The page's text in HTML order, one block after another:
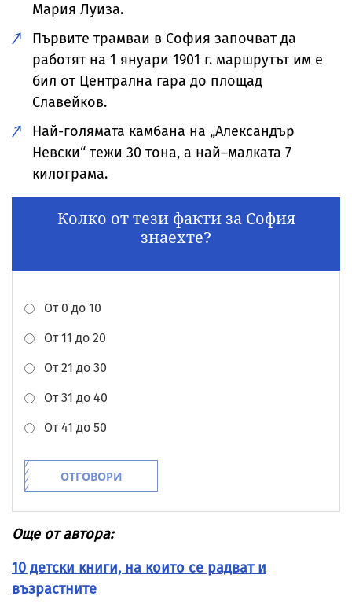
Мария Луиза.
Първите трамваи в София започват да
работят на 1 януари 1901 г. маршрутът им е
бил от Централна гара до площад
Славейков.
Най-голямата камбана на „Александър
Невски“ тежи 30 тона, а най–малката 7
килограма.
Колко от тези факти за София
знаехте?
От 0 до 10
От 11 до 20
От 21 до 30
От 31 до 40
От 41 до 50
Още от автора:
10 детски книги, на които се радват и
възрастните